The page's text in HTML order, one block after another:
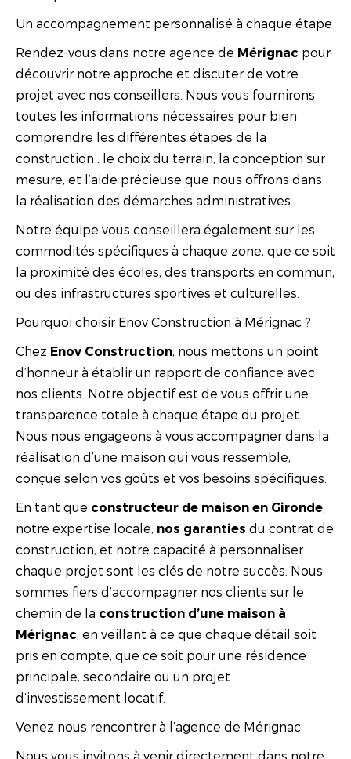
Un accompagnement personnalisé à chaque étape
Rendez-vous dans notre agence de Mérignac pour
découvrir notre approche et discuter de votre
projet avec nos conseillers. Nous vous fournirons
toutes les informations nécessaires pour bien
comprendre les différentes étapes de la
construction : le choix du terrain, la conception sur
mesure, et l’aide précieuse que nous offrons dans
la réalisation des démarches administratives.
Notre équipe vous conseillera également sur les
commodités spécifiques à chaque zone, que ce soit
la proximité des écoles, des transports en commun,
ou des infrastructures sportives et culturelles.
Pourquoi choisir Enov Construction à Mérignac ?
Chez Enov Construction, nous mettons un point
d’honneur à établir un rapport de confiance avec
nos clients. Notre objectif est de vous offrir une
transparence totale à chaque étape du projet.
Nous nous engageons à vous accompagner dans la
réalisation d’une maison qui vous ressemble,
conçue selon vos goûts et vos besoins spécifiques.
En tant que constructeur de maison en Gironde,
notre expertise locale, nos garanties du contrat de
construction, et notre capacité à personnaliser
chaque projet sont les clés de notre succès. Nous
sommes fiers d’accompagner nos clients sur le
chemin de la construction d’une maison à
Mérignac, en veillant à ce que chaque détail soit
pris en compte, que ce soit pour une résidence
principale, secondaire ou un projet
d’investissement locatif.
Venez nous rencontrer à l’agence de Mérignac
Nous vous invitons à venir directement dans notre